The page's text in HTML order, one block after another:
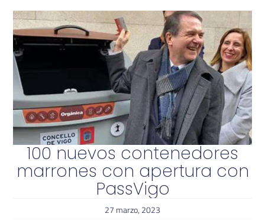
100 nuevos contenedores
marrones con apertura con
PassVigo
27 marzo, 2023